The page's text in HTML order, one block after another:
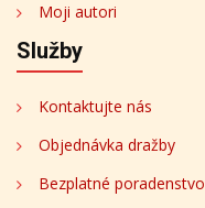
Moji autori
Služby
Kontaktujte nás
Objednávka dražby
Bezplatné poradenstvo